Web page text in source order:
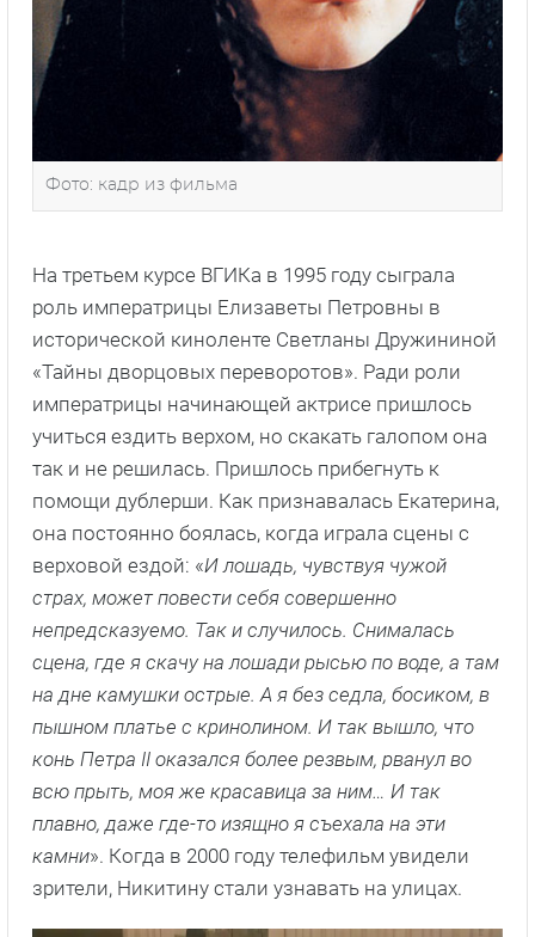
Фото: кадр из фильма
На третьем курсе ВГИКа в 1995 году сыграла
роль императрицы Елизаветы Петровны в
исторической киноленте Светланы Дружининой
«Тайны дворцовых переворотов». Ради роли
императрицы начинающей актрисе пришлось
учиться ездить верхом, но скакать галопом она
так и не решилась. Пришлось прибегнуть к
помощи дублерши. Как признавалась Екатерина,
она постоянно боялась, когда играла сцены с
верховой ездой: «И лошадь, чувствуя чужой
страх, может повести себя совершенно
непредсказуемо. Так и случилось. Снималась
сцена, где я скачу на лошади рысью по воде, а там
на дне камушки острые. А я без седла, босиком, в
пышном платье с кринолином. И так вышло, что
конь Петра II оказался более резвым, рванул во
всю прыть, моя же красавица за ним… И так
плавно, даже где-то изящно я съехала на эти
камни». Когда в 2000 году телефильм увидели
зрители, Никитину стали узнавать на улицах.